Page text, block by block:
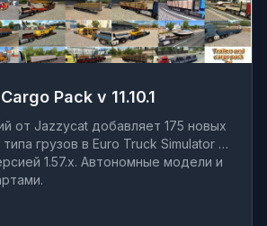
Pack v 11.10.1
от Jazzycat добавляет 175 новых
грузов в Euro Truck Simulator 2.
1.57.x. Автономные модели и